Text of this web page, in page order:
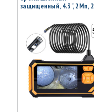
защищенный, 4.3", 2Мп, 2
мм, iCartool IC-V117